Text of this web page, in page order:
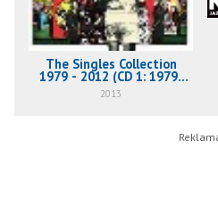
The Singles Collection
1979 - 2012 (CD 1: 1979-
1988)
2013